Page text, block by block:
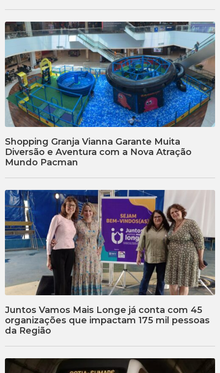
Shopping Granja Vianna Garante Muita
Diversão e Aventura com a Nova Atração
Mundo Pacman
Juntos Vamos Mais Longe já conta com 45
organizações que impactam 175 mil pessoas
da Região